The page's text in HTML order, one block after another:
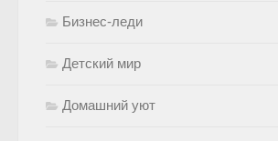
Бизнес-леди
Детский мир
Домашний уют